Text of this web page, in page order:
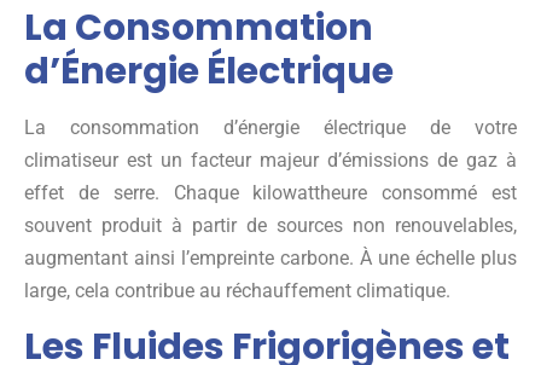
La Consommation
d’Énergie Électrique
La consommation d’énergie électrique de votre
climatiseur est un facteur majeur d’émissions de gaz à
effet de serre. Chaque kilowattheure consommé est
souvent produit à partir de sources non renouvelables,
augmentant ainsi l’empreinte carbone. À une échelle plus
large, cela contribue au réchauffement climatique.
Les Fluides Frigorigènes et